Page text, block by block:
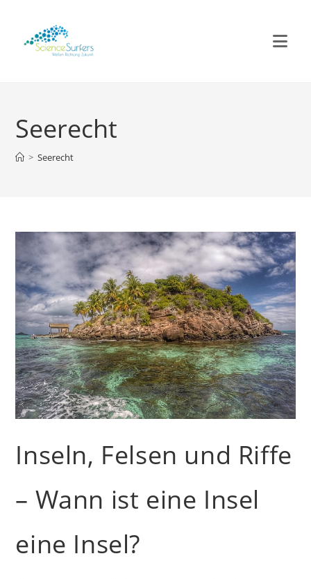
springen
Seerecht
> Seerecht
Inseln, Felsen und Riffe
– Wann ist eine Insel
eine Insel?